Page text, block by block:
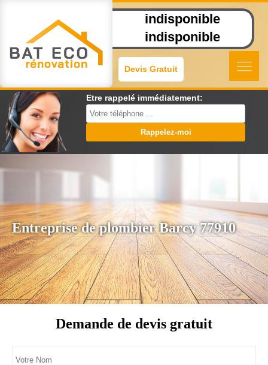
indisponible
indisponible
Devis Gratuit
Etre rappelé immédiatement:
Entreprise de plombier Barcy 77910
Demande de devis gratuit